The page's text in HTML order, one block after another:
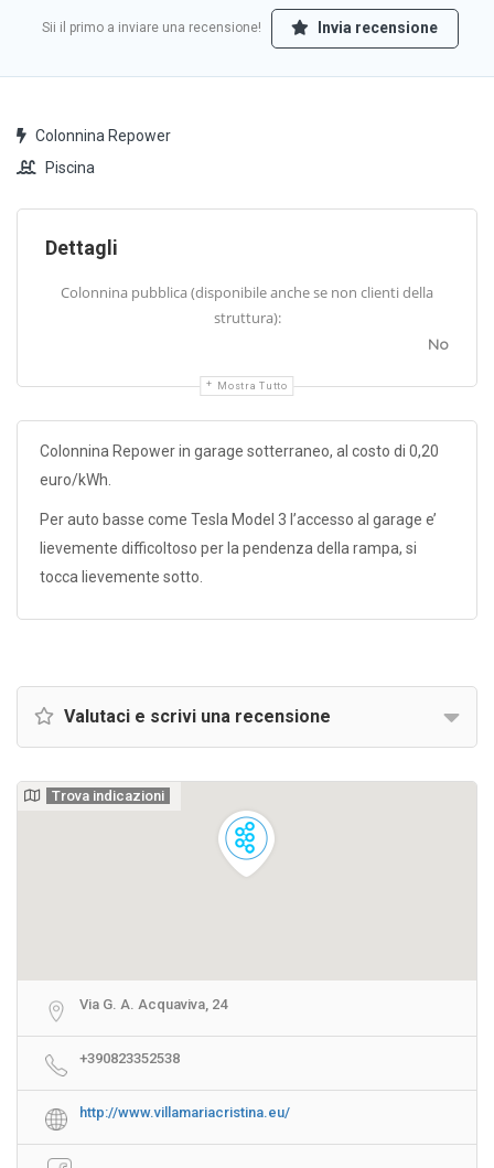
Sii il primo a inviare una recensione! Invia recensione
Colonnina Repower
Piscina
Dettagli
Colonnina pubblica (disponibile anche se non clienti della
struttura):
No
Mostra Tutto
Colonnina Repower in garage sotterraneo, al costo di 0,20
euro/kWh.
Per auto basse come Tesla Model 3 l’accesso al garage e’
lievemente difficoltoso per la pendenza della rampa, si
tocca lievemente sotto.
Valutaci e scrivi una recensione
Trova indicazioni
Via G. A. Acquaviva, 24
+390823352538
http://www.villamariacristina.eu/